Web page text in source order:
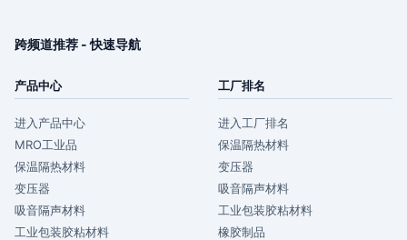
跨频道推荐 - 快速导航
产品中心
进入产品中心
MRO工业品
保温隔热材料
变压器
吸音隔声材料
工业包装胶粘材料
工厂排名
进入工厂排名
保温隔热材料
变压器
吸音隔声材料
工业包装胶粘材料
橡胶制品